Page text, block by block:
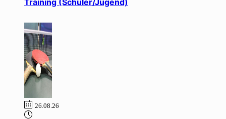
26.08.26